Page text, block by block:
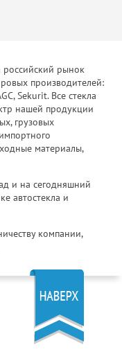
рынок
производителей:
Sekurit. Все стекла
нашей продукции
грузовых
материалы,
и на сегодняшний
автостекла и
компании,